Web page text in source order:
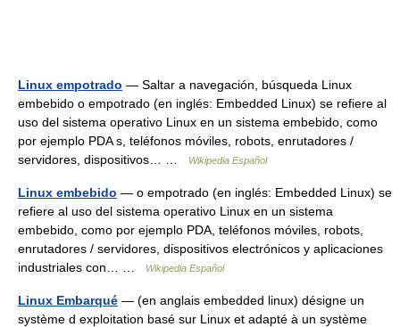
Linux empotrado — Saltar a navegación, búsqueda Linux
embebido o empotrado (en inglés: Embedded Linux) se refiere al
uso del sistema operativo Linux en un sistema embebido, como
por ejemplo PDA s, teléfonos móviles, robots, enrutadores /
servidores, dispositivos… …
Wikipedia Español
Linux embebido — o empotrado (en inglés: Embedded Linux) se
refiere al uso del sistema operativo Linux en un sistema
embebido, como por ejemplo PDA, teléfonos móviles, robots,
enrutadores / servidores, dispositivos electrónicos y aplicaciones
industriales con… …
Wikipedia Español
Linux Embarqué — (en anglais embedded linux) désigne un
système d exploitation basé sur Linux et adapté à un système